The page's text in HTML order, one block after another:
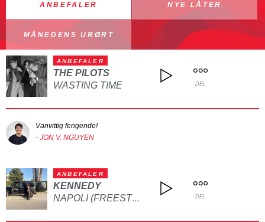
ANBEFALER NYE LÅTER
MÅNEDENS URØRT
ANBEFALER
THE PILOTS
WASTING TIME
DEL
Vanvittig fengende!
- JON V. NGUYEN
ANBEFALER
KENNEDY
NAPOLI (FREESTYLE) DEL